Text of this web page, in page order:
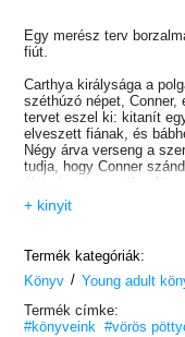
Egy merész terv
fiút.
Carthya királysága a
széthúzó népet, Conner,
tervet eszel ki: kitanít
elveszett fiának, és
Négy árva verseng a
tudja, hogy Conner
élete is cérnaszálon
Conner őt válassza,
Ahogy Sage az
igazság is kiderül, ami
bizonyulhat.
utolsó oldalig fogva tartja
+ kinyit
Termék kategóriák:
Könyv / Young adult
Termék címke:
#könyveink #vörös